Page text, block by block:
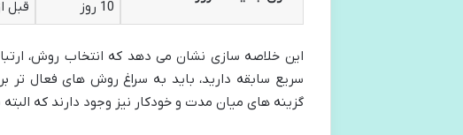
10 روز
قبل
این خلاصه سازی نشان می دهد که انتخاب روش،
سریع سابقه دارید، باید به سراغ روش های فعال تر
گزینه های میان مدت و خودکار نیز وجود دارند که